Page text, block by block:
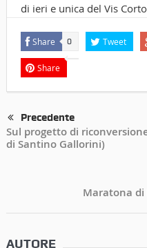
di ieri e unica del Vis
Share 0 Tweet
Share
Precedente
Sul progetto di
di Santino Gallorini)
Maratona di
AUTORE